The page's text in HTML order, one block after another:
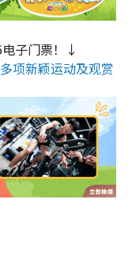
子门票！↓
项新颖运动及观赏